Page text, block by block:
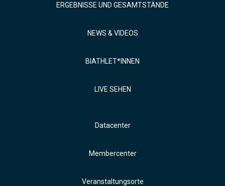
ERGEBNISSE UND GESAMTSTÄNDE
NEWS & VIDEOS
BIATHLET*INNEN
LIVE SEHEN
Datacenter
Membercenter
Veranstaltungsorte